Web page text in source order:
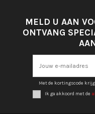
MELD U AAN
ONTVANG
Met de kortingscode
Ik ga akkoord met de